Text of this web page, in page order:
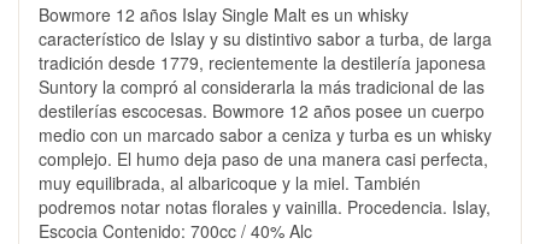
Bowmore 12 años Islay Single Malt es un whisky
característico de Islay y su distintivo sabor a turba, de larga
tradición desde 1779, recientemente la destilería japonesa
Suntory la compró al considerarla la más tradicional de las
destilerías escocesas. Bowmore 12 años posee un cuerpo
medio con un marcado sabor a ceniza y turba es un whisky
complejo. El humo deja paso de una manera casi perfecta,
muy equilibrada, al albaricoque y la miel. También
podremos notar notas florales y vainilla. Procedencia. Islay,
Escocia Contenido: 700cc / 40% Alc